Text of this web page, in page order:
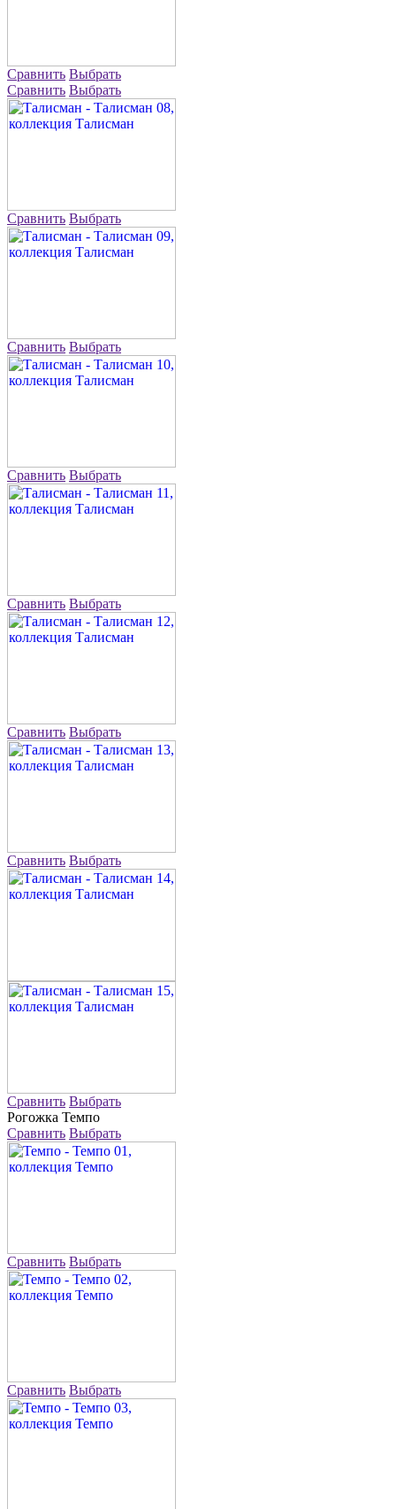
Сравнить Выбрать
Сравнить Выбрать
Сравнить Выбрать
Сравнить Выбрать
Сравнить Выбрать
Сравнить Выбрать
Сравнить Выбрать
Сравнить Выбрать
Сравнить Выбрать
Рогожка Темпо
Сравнить Выбрать
Сравнить Выбрать
Сравнить Выбрать